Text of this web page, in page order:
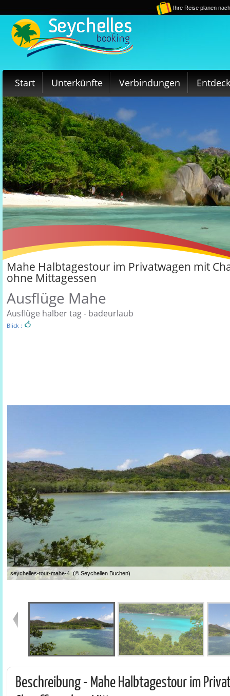
Ihre Reise planen
Start Unterkünfte Verbindungen
Mahe Halbtagestour im Privatwagen mit
ohne Mittagessen
Ausflüge Mahe
Ausflüge halber tag - badeurlaub
Blick :
seychelles-tour-mahe-4 (© Seychellen Buchen)
Beschreibung - Mahe Halbtagestour im